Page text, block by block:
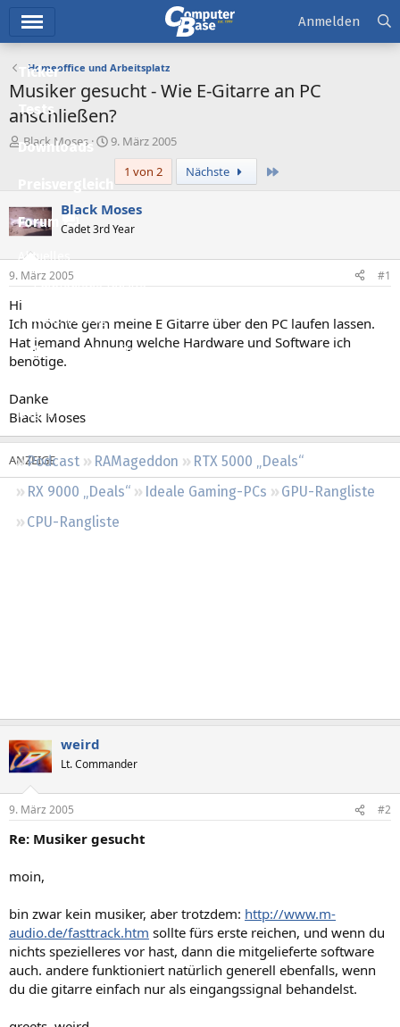
Ticker
Tests
Downloads
Forum
Aktuelles
Empfohlene Inhalte
Neue Beiträge
Neueste Aktivitäten
Regeln
Podcast RAMageddon
RTX 5000 „Deals“
RX 9000 „Deals“
Ideale Gaming-PCs
GPU-Rangliste
CPU-Rangliste
Anmelden
Homeoffice und Arbeitsplatz
Musiker gesucht - Wie E-Gitarre an PC
anschließen?
E
t
e
l
l
e
r
Black Moses
E
t
e
m
9. März 2005
1 von 2
Nächste
Black Moses
Cadet 3rd Year
9. März 2005 #1
Hi
Ich möchte gern meine E Gitarre über den PC laufen lassen.
Hat jemand Ahnung welche Hardware und Software ich
benötige.
Danke
Black Moses
weird
Lt. Commander
9. März 2005 #2
Re: Musiker gesucht
moin,
bin zwar kein musiker, aber trotzdem: http://www.m-
audio.de/fasttrack.htm sollte fürs erste reichen, und wenn du
nichts spezielleres vor hast, dann die mitgelieferte software
auch. andere funktioniert natürlich generell ebenfalls, wenn
du die gitarre einfach nur als eingangssignal behandelst.